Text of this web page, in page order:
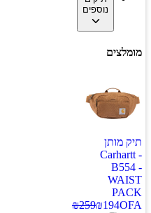
נוספים
מומלצים
תיק מותן
Carhartt -
B554 -
WAIST
PACK
OFA
₪194
₪259